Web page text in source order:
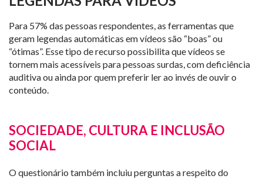
Para 57% das pessoas respondentes, as ferramentas que
geram legendas automáticas em vídeos são “boas” ou
“ótimas”. Esse tipo de recurso possibilita que vídeos se
tornem mais acessíveis para pessoas surdas, com deficiência
auditiva ou ainda por quem preferir ler ao invés de ouvir o
conteúdo.
SOCIEDADE, CULTURA E INCLUSÃO
SOCIAL
O questionário também incluiu perguntas a respeito do